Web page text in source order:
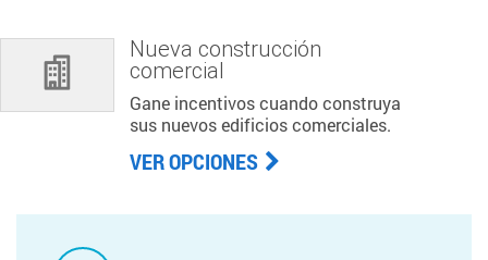
Nueva construcción
comercial
Gane incentivos cuando construya
sus nuevos edificios comerciales.
VER OPCIONES